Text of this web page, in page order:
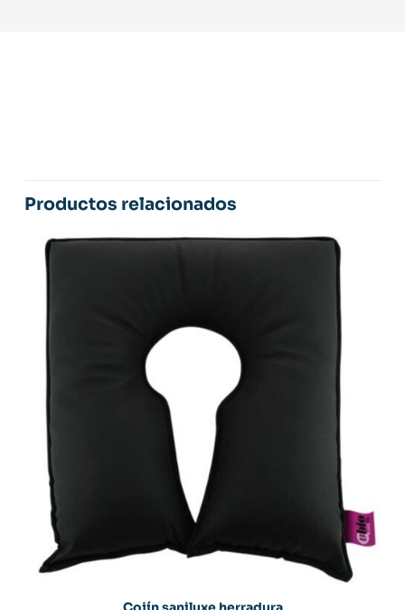
Productos relacionados